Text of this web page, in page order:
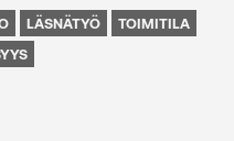
LÄSNÄTYÖ
TOIMITILA